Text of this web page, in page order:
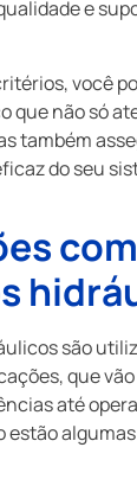
e
você
que não só
também
do seu
são
que
até
estão